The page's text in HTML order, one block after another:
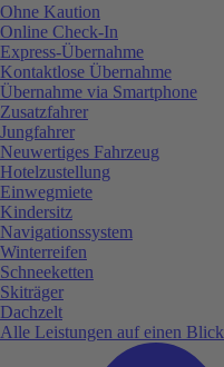
Ohne Kaution
Online Check-In
Express-Übernahme
Kontaktlose Übernahme
Übernahme via Smartphone
Zusatzfahrer
Jungfahrer
Neuwertiges Fahrzeug
Hotelzustellung
Einwegmiete
Kindersitz
Navigationssystem
Winterreifen
Schneeketten
Skiträger
Dachzelt
Alle Leistungen auf einen Blick